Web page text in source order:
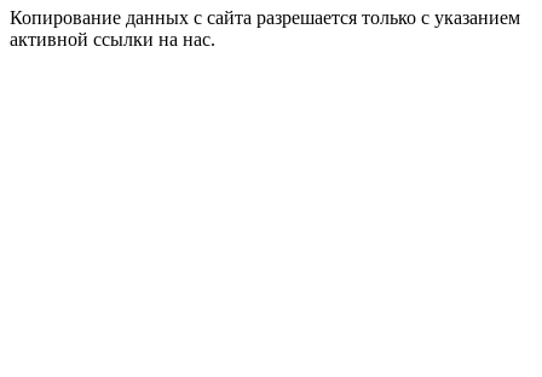
Копирование данных с сайта разрешается только с указанием
активной ссылки на нас.